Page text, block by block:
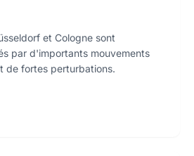
et Cologne sont
par d'importants mouvements
de fortes perturbations.